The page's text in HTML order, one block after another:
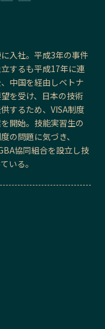
入社。平成3年の事件
するも平成17年に連
中国を経由しベトナ
を受け、日本の技術
するため、VISA制度
開始。技能実習生の
の問題に気づき、
協同組合を設立し技
いる。